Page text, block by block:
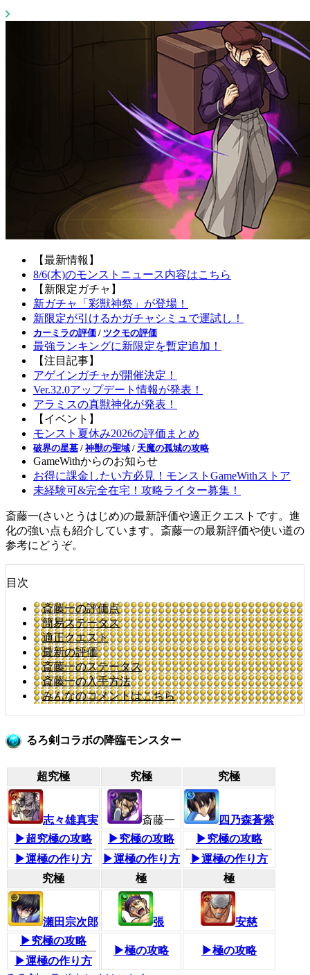
【最新情報】
8/6(木)のモンストニュース内容はこちら
【新限定ガチャ】
新ガチャ「彩獣神祭」が登場！
新限定が引けるかガチャシミュで運試し！
カーミラの評価 / ツクモの評価
最強ランキングに新限定を暫定追加！
【注目記事】
アゲインガチャが開催決定！
Ver.32.0アップデート情報が発表！
アラミスの真獣神化が発表！
【イベント】
モンスト夏休み2026の評価まとめ
破界の星墓 / 神獣の聖域 / 天魔の孤城の攻略
GameWithからのお知らせ
お得に課金したい方必見！モンストGameWithストア
未経験可&完全在宅！攻略ライター募集！
斎藤一(さいとうはじめ)の最新評価や適正クエストです。進
化の強い点も紹介しています。斎藤一の最新評価や使い道の
参考にどうぞ。
目次
斎藤一の評価点
簡易ステータス
適正クエスト
最新の評価
斎藤一のステータス
斎藤一の入手方法
みんなのコメントはこちら
るろ剣コラボの降臨モンスター
超究極 究極 究極
志々雄真実 斎藤一
四乃森蒼紫
▶超究極の攻略
▶運極の作り方
▶究極の攻略
▶運極の作り方
▶究極の攻略
▶運極の作り方
究極
極 極
瀬田宗次郎 張
安慈
▶究極の攻略
▶運極の作り方
▶極の攻略 ▶極の攻略